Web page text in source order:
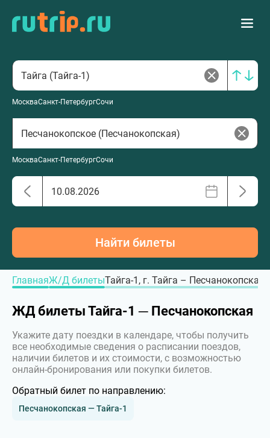
МоскваСанкт-ПетербургСочи
МоскваСанкт-ПетербургСочи
Найти билеты
ГлавнаяЖ/Д билетыТайга-1, г. Тайга –
ЖД билеты Тайга-1 ─ Песчанокопская
Укажите дату поездки в календаре, чтобы получить
все необходимые сведения о расписании поездов,
наличии билетов и их стоимости, с возможностью
онлайн-бронирования или покупки билетов.
Обратный билет по направлению:
Песчанокопская — Тайга-1